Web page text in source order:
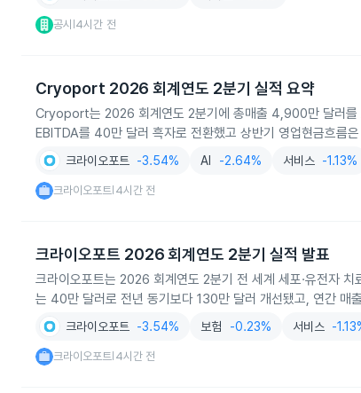
공시 4시간 전
Cryoport 2026 회계연도 2분기 실적 요약
Cryoport는 2026 회계연도 2분기에 총매출 4,900만 달러를
EBITDA를 40만 달러 흑자로 전환했고 상반기 영업현금흐름
크라이오포트 -3.54% AI -2.64% 서비스 -1.13%
크라이오포트 4시간 전
크라이오포트 2026 회계연도 2분기 실적 발표
크라이오포트는 2026 회계연도 2분기 전 세계 세포·유전자
는 40만 달러로 전년 동기보다 130만 달러 개선됐고, 연간
크라이오포트 -3.54% 보험 -0.23% 서비스 -
크라이오포트 4시간 전